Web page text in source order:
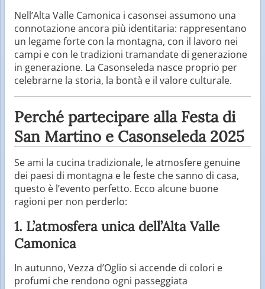
Nell’Alta Valle Camonica i casonsei assumono una
connotazione ancora più identitaria: rappresentano
un legame forte con la montagna, con il lavoro nei
campi e con le tradizioni tramandate di generazione
in generazione. La Casonseleda nasce proprio per
celebrarne la storia, la bontà e il valore culturale.
Perché partecipare alla Festa di
San Martino e Casonseleda 2025
Se ami la cucina tradizionale, le atmosfere genuine
dei paesi di montagna e le feste che sanno di casa,
questo è l’evento perfetto. Ecco alcune buone
ragioni per non perderlo:
1. L’atmosfera unica dell’Alta Valle
Camonica
In autunno, Vezza d’Oglio si accende di colori e
profumi che rendono ogni passeggiata